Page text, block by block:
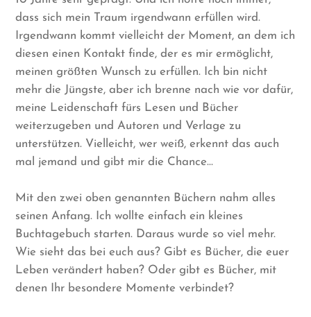
dass sich mein Traum irgendwann erfüllen wird.
Irgendwann kommt vielleicht der Moment, an dem ich
diesen einen Kontakt finde, der es mir ermöglicht,
meinen größten Wunsch zu erfüllen. Ich bin nicht
mehr die Jüngste, aber ich brenne nach wie vor dafür,
meine Leidenschaft fürs Lesen und Bücher
weiterzugeben und Autoren und Verlage zu
unterstützen. Vielleicht, wer weiß, erkennt das auch
mal jemand und gibt mir die Chance…
Mit den zwei oben genannten Büchern nahm alles
seinen Anfang. Ich wollte einfach ein kleines
Buchtagebuch starten. Daraus wurde so viel mehr.
Wie sieht das bei euch aus? Gibt es Bücher, die euer
Leben verändert haben? Oder gibt es Bücher, mit
denen Ihr besondere Momente verbindet?